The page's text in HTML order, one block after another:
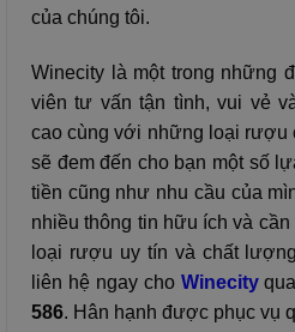
của chúng tôi.
Winecity là một trong những
viên tư vấn tận tình, vui vẻ
cao cùng với những loại rượu
sẽ đem đến cho bạn một số
tiền cũng như nhu cầu của
nhiều thông tin hữu ích và
loại rượu uy tín và chất
liên hệ ngay cho Winecity
586. Hân hạnh được phục vụ